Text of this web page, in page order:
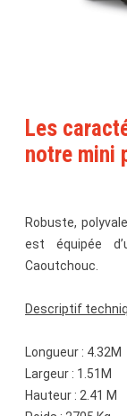
Les
notre mini
Robuste,
est équipée
Caoutchouc.
Descriptif
Longueur : 4.32M
Largeur : 1.51M
Hauteur : 2.41 M